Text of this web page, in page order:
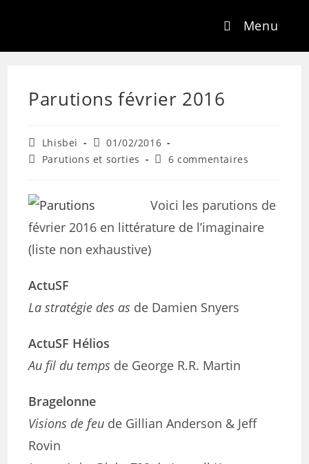
Menu
Parutions février 2016
Lhisbei
01/02/2016
Parutions et sorties
6 commentaires
Voici les parutions de
février 2016 en littérature de l’imaginaire
(liste non exhaustive)
ActuSF
La stratégie des as de Damien Snyers
ActuSF Hélios
Au fil du temps de George R.R. Martin
Bragelonne
Visions de feu de Gillian Anderson & Jeff
Rovin